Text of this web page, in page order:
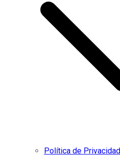
Política de Privacidad